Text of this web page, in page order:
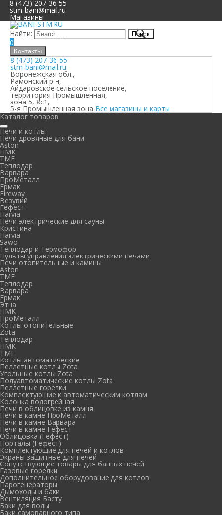
8 (473) 207-36-55
stm-bani@mail.ru
Магазины
Найти:
0
Контакты
8 (473) 207-36-55
stm-bani@mail.ru
Воронежская обл.,
Рамонский р-н,
Айдаровское сельское поселение,
территория Промышленная,
зона 5, 8с1,
5-я Промышленная зона Все магазины и карты
Каталог товаров
Печи и котлы
Печи дровяные для бани
Aston
НМК
TMF
Теплодар
Варвара
ПроМеталл
Ермак
Fireway
Везувий
Гефест
Harvia
Печи электрические для сауны
Кристина
Harvia
Sawo
Теплодар и Термофор
Пульты управления электрическими печами
Печи отопительные и камины
Aston
TMF
Теплодар
Варвара
Ермак
Этна
НМК
ПроМеталл
Котлы отопительные
Zota
Теплодар
НМК
TMF
Котлы автоматические
Пеллетные котлы Zota
Угольные котлы Zota
Полуавтоматические котлы Zota
Пеллетные горелки
Комплектующие к автоматическим котлам
Колонка водогрейная
Печи в облицовке из камня
Печи в камне ПроМеталл
Печи в камне Варвара
Печи в камне Гефест
Облицовка (Гефест)
Порталы (Гефест)
Комплектующие для печей и котлов
Экраны защитные для печей
Сопутствующие товары для банных печей
Газовые горелки
Дополнительное оборудование для котлов
Парогенераторы
Дымоходы и баки
Вентиляция Басту
Баки для воды
Баки самоварного типа